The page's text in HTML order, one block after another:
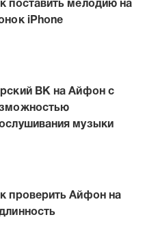
поставить мелодию на
iPhone
ВК на Айфон с
музыки
проверить Айфон на